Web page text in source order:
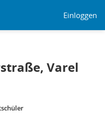
Einloggen
Varel